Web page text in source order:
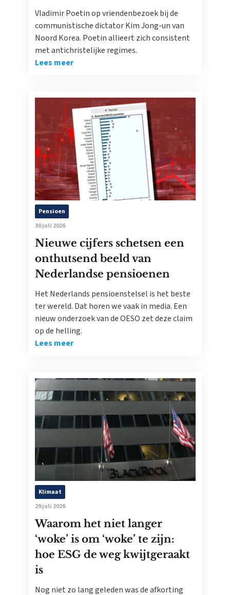
Vladimir Poetin op vriendenbezoek bij de
communistische dictator Kim Jong-un van
Noord Korea. Poetin allieert zich consistent
met antichristelijke regimes.
Lees meer
Pensioen
30 juli 2026
Nieuwe cijfers schetsen een
onthutsend beeld van
Nederlandse pensioenen
Het Nederlands pensioenstelsel is het beste
ter wereld. Dat horen we vaak in media. Een
nieuw onderzoek van de OESO zet deze claim
op de helling.
Lees meer
Klimaat
29 juli 2026
Waarom het niet langer
‘woke’ is om ‘woke’ te zijn:
hoe ESG de weg kwijtgeraakt
is
Nog niet zo lang geleden was de afkorting